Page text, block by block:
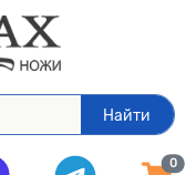
Найти
0